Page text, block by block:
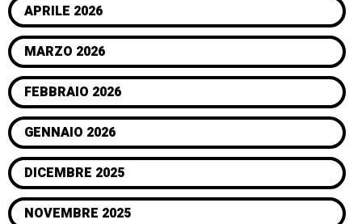
APRILE 2026
MARZO 2026
FEBBRAIO 2026
GENNAIO 2026
DICEMBRE 2025
NOVEMBRE 2025